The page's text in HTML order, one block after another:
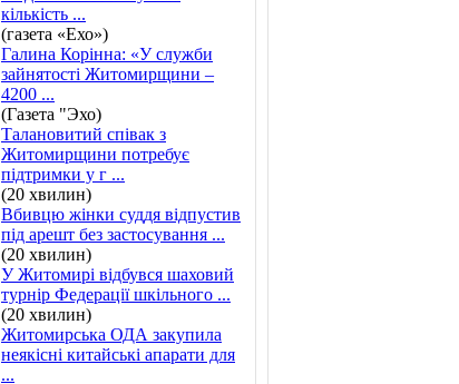
кількість ...
(газета «Ехо»)
Галина Корінна: «У служби
зайнятості Житомирщини –
4200 ...
(Газета "Эхо)
Талановитий співак з
Житомирщини потребує
підтримки у г ...
(20 хвилин)
Вбивцю жінки суддя відпустив
під арешт без застосування ...
(20 хвилин)
У Житомирі відбувся шаховий
турнір Федерації шкільного ...
(20 хвилин)
Житомирська ОДА закупила
неякісні китайські апарати для
...